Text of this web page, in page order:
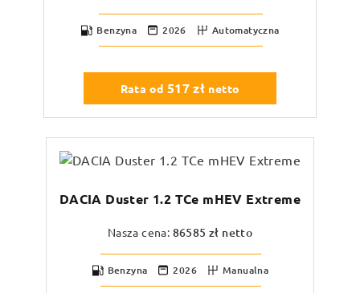
Benzyna 2026 Automatyczna
Rata od 517zł netto
DACIA Duster 1.2 TCe mHEV Extreme
Nasza cena: 86585 zł netto
Benzyna 2026 Manualna